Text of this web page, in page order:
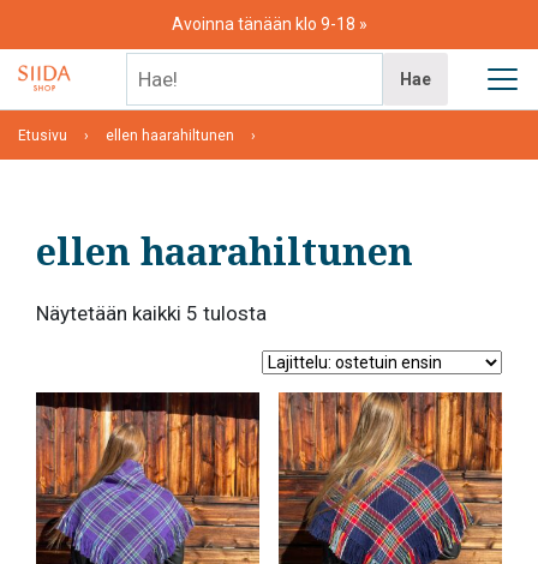
content
Avoinna tänään klo 9-18
Hae
Etusivu ellen haarahiltunen
ellen haarahiltunen
Näytetään kaikki 5 tulosta
ensin